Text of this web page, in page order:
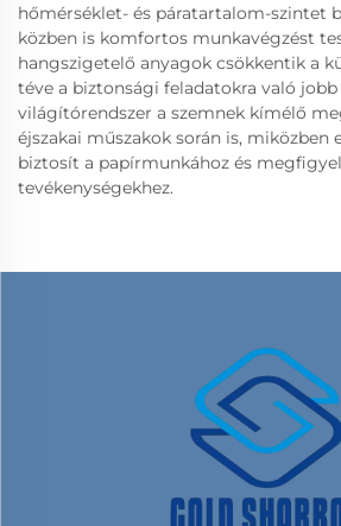
hőmérséklet- és páratartalom-szintet
közben is komfortos munkavégzést
hangszigetelő anyagok csökkentik a
téve a biztonsági feladatokra való
világítórendszer a szemnek kímélő
éjszakai műszakok során is, miközben
biztosít a papírmunkához és
tevékenységekhez.